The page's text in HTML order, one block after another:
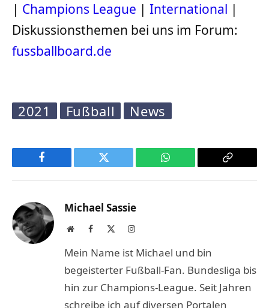
| Champions League | International |
Diskussionsthemen bei uns im Forum:
fussballboard.de
2021 Fußball News
Facebook Twitter WhatsApp
Copy
Michael Sassie
WebsiteFacebook Instagram
Mein Name ist Michael und bin
begeisterter Fußball-Fan. Bundesliga bis
hin zur Champions-League. Seit Jahren
schreibe ich auf diversen Portalen